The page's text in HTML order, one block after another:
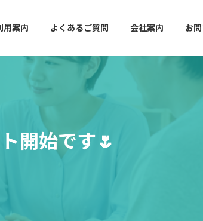
用案内 よくあるご質問 会社案内 お
開始です🌷